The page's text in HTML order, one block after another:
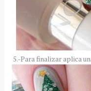
5.-Para finalizar aplica